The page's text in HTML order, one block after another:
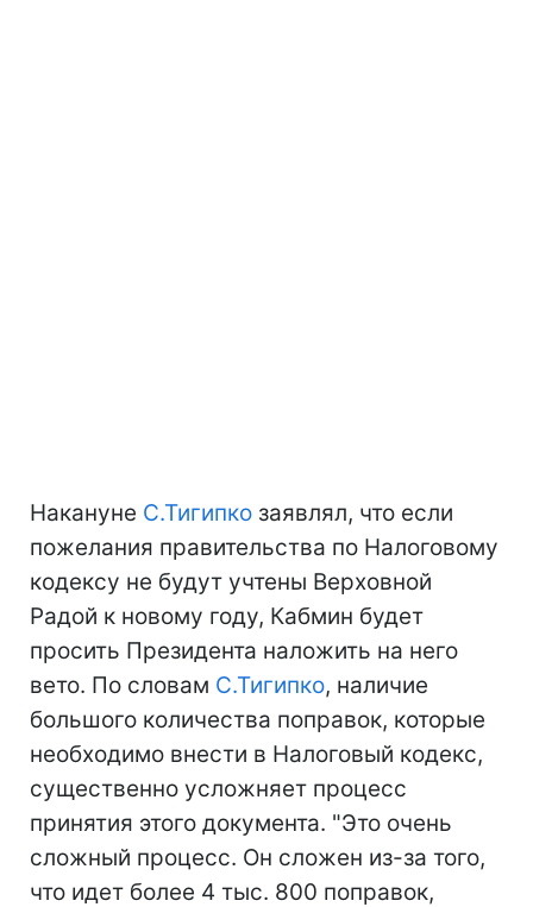
Накануне С.Тигипко заявлял, что если
пожелания правительства по Налоговому
кодексу не будут учтены Верховной
Радой к новому году, Кабмин будет
просить Президента наложить на него
вето. По словам С.Тигипко, наличие
большого количества поправок, которые
необходимо внести в Налоговый кодекс,
существенно усложняет процесс
принятия этого документа. "Это очень
сложный процесс. Он сложен из-за того,
что идет более 4 тыс. 800 поправок,